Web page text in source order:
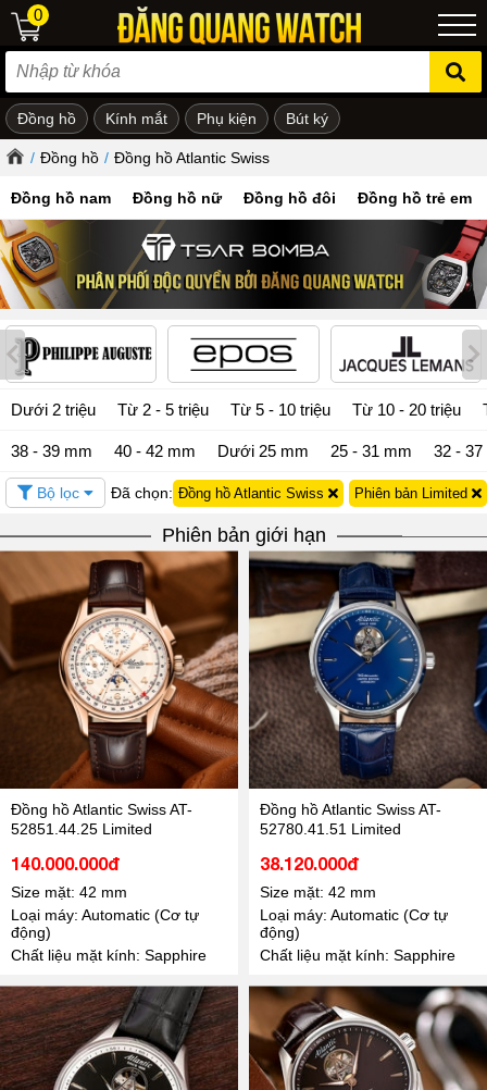
em
0
Đồng hồ Kính mắt Phụ kiện Bút ký
/ Đồng hồ / Đồng hồ Atlantic Swiss
Đồng hồ nam Đồng hồ nữ Đồng hồ đôi Đồng hồ trẻ em
Dưới 2 triệu Từ 2 - 5 triệu Từ 5 - 10 triệu Từ 10 - 20 triệu
38 - 39 mm 40 - 42 mm Dưới 25 mm 25 - 31 mm 32 -
Bộ lọc Đã chọn: Đồng hồ Atlantic Swiss Phiên bản Limited
Phiên bản giới hạn
Đồng hồ Atlantic Swiss AT-
52851.44.25 Limited
140.000.000đ
Size mặt: 42 mm
Loại máy: Automatic (Cơ tự
động)
Chất liệu mặt kính: Sapphire
Đồng hồ Atlantic Swiss AT-
52780.41.51 Limited
38.120.000đ
Size mặt: 42 mm
Loại máy: Automatic (Cơ tự
động)
Chất liệu mặt kính: Sapphire